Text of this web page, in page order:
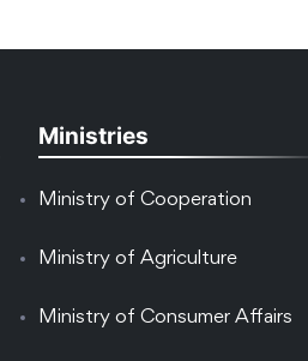
Ministries
Ministry of Cooperation
Ministry of Agriculture
Ministry of Consumer Affairs